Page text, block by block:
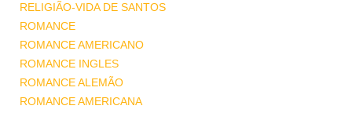
RELIGIÃO-VIDA DE SANTOS
ROMANCE
ROMANCE AMERICANO
ROMANCE INGLES
ROMANCE ALEMÃO
ROMANCE AMERICANA